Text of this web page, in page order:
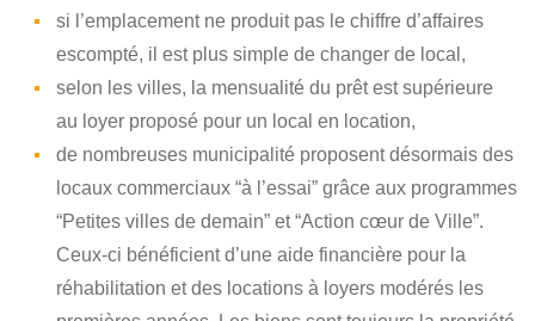
si l’emplacement ne produit pas le chiffre d’affaires
escompté, il est plus simple de changer de local,
selon les villes, la mensualité du prêt est supérieure
au loyer proposé pour un local en location,
de nombreuses municipalité proposent désormais des
locaux commerciaux “à l’essai” grâce aux programmes
“Petites villes de demain” et “Action cœur de Ville”.
Ceux-ci bénéficient d’une aide financière pour la
réhabilitation et des locations à loyers modérés les